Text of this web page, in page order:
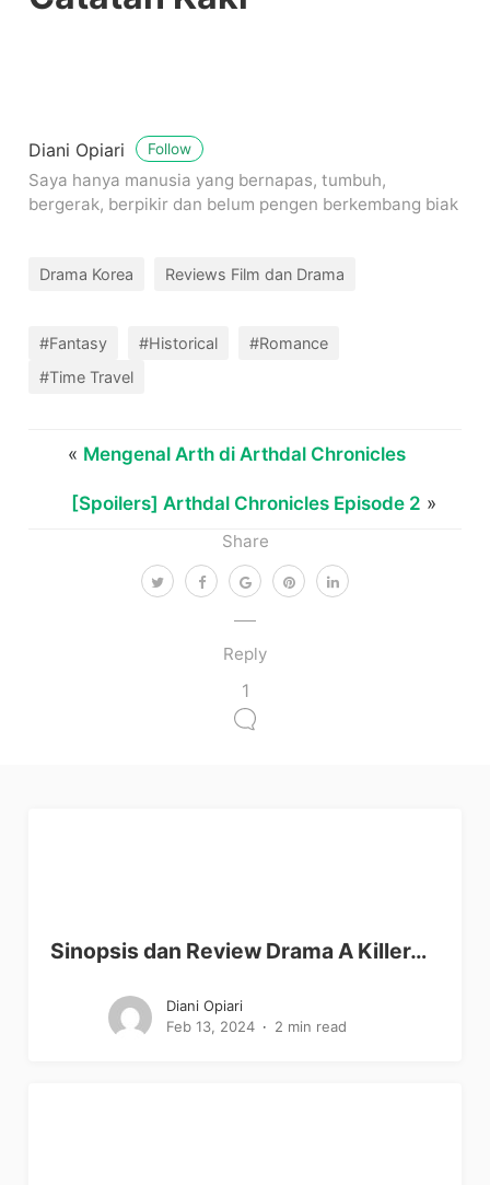
Share
Reply
1
Diani Opiari Follow
Saya hanya manusia yang bernapas, tumbuh,
bergerak, berpikir dan belum pengen berkembang biak
Drama Korea Reviews Film dan Drama
#Fantasy #Historical
#Romance
#Time Travel
« Mengenal Arth di Arthdal Chronicles
[Spoilers] Arthdal Chronicles Episode 2 »
Sinopsis dan Review Drama A Killer…
Diani Opiari
Feb 13, 2024
2 min read